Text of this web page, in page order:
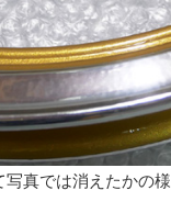
真では消えたかの